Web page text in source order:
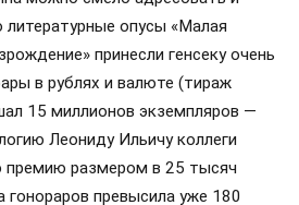
Виктории Петровне, которая,
роли «первой леди»,
Даже обеды
она готовила сама, не
семейный бюджет
того, что и сам Брежнев, и его
помимо окладов, получали